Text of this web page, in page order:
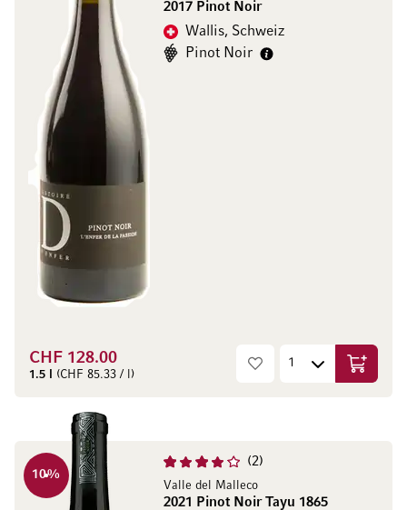
2017 Pinot Noir
Wallis, Schweiz
Pinot Noir
CHF 128.00
1.5 l (CHF 85.33 / l) In den
2
Valle del Malleco
2021 Pinot Noir Tayu 1865
10%